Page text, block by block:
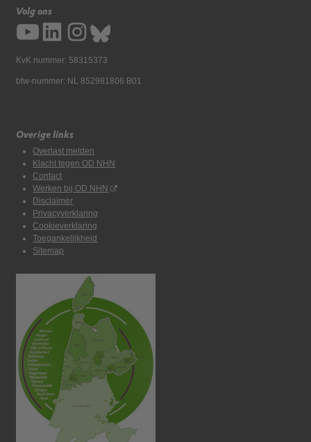
Volg ons
KvK nummer: 58315373
btw-nummer: NL 852981806 B01
Overige links
Overlast melden
Klacht tegen OD NHN
Contact
Werken bij OD NHN
Disclaimer
Privacyverklaring
Cookieverklaring
Toegankelijkheid
Sitemap